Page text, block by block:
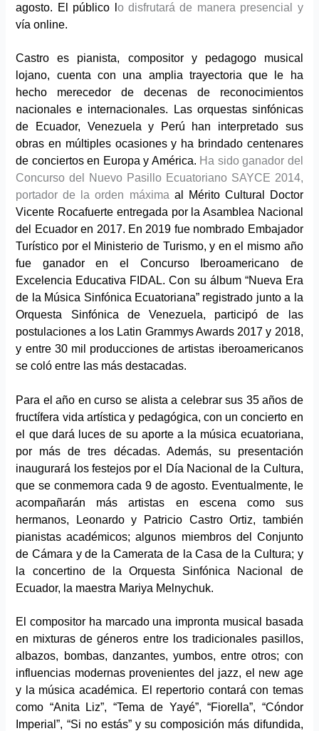
agosto. El público l o disfrutará de manera presencial y
vía online.
Castro es pianista, compositor y pedagogo musical
lojano, cuenta con una amplia trayectoria que le ha
hecho merecedor de decenas de reconocimientos
nacionales e internacionales. Las orquestas sinfónicas
de Ecuador, Venezuela y Perú han interpretado sus
obras en múltiples ocasiones y ha brindado centenares
de conciertos en Europa y América. Ha sido ganador del
Concurso del Nuevo Pasillo Ecuatoriano SAYCE 2014,
portador de la orden máxima al Mérito Cultural Doctor
Vicente Rocafuerte entregada por la Asamblea Nacional
del Ecuador en 2017. En 2019 fue nombrado Embajador
Turístico por el Ministerio de Turismo, y en el mismo año
fue ganador en el Concurso Iberoamericano de
Excelencia Educativa FIDAL. Con su álbum “Nueva Era
de la Música Sinfónica Ecuatoriana” registrado junto a la
Orquesta Sinfónica de Venezuela, participó de las
postulaciones a los Latin Grammys Awards 2017 y 2018,
y entre 30 mil producciones de artistas iberoamericanos
se coló entre las más destacadas.
Para el año en curso se alista a celebrar sus 35 años de
fructífera vida artística y pedagógica, con un concierto en
el que dará luces de su aporte a la música ecuatoriana,
por más de tres décadas. Además, su presentación
inaugurará los festejos por el Día Nacional de la Cultura,
que se conmemora cada 9 de agosto. Eventualmente, le
acompañarán más artistas en escena como sus
hermanos, Leonardo y Patricio Castro Ortiz, también
pianistas académicos; algunos miembros del Conjunto
de Cámara y de la Camerata de la Casa de la Cultura; y
la concertino de la Orquesta Sinfónica Nacional de
Ecuador, la maestra Mariya Melnychuk.
El compositor ha marcado una impronta musical basada
en mixturas de géneros entre los tradicionales pasillos,
albazos, bombas, danzantes, yumbos, entre otros; con
influencias modernas provenientes del jazz, el new age
y la música académica. El repertorio contará con temas
como “Anita Liz”, “Tema de Yayé”, “Fiorella”, “Cóndor
Imperial”, “Si no estás” y su composición más difundida,